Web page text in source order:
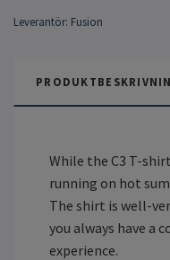
Leverantör: Fusion
While the C3 T-
running on hot
The shirt is well-
you always have a
experience.